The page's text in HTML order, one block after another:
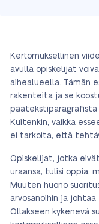
Kertomuksellinen
avulla opiskelijat
aihealueella. Tämän
rakenteita ja se
Kuitenkin, vaikka
ei tarkoita, että
Opiskelijat, jotka
uraansa, tulisi oppia,
Muuten huono
arvosanoihin ja
Ollakseen kykenevä